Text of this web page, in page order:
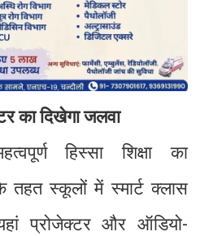
का दिखेगा जलवा
हिस्सा शिक्षा का
स्कूलों में स्मार्ट क्लास
प्रोजेक्टर और ऑडियो-